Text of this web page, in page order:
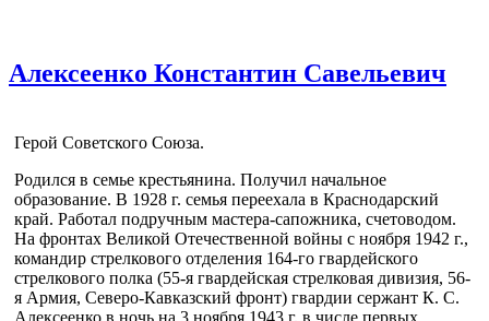
Алексеенко Константин Савельевич
Герой Советского Союза.
Родился в семье крестьянина. Получил начальное
образование. В 1928 г. семья переехала в Краснодарский
край. Работал подручным мастера-сапожника, счетоводом.
На фронтах Великой Отечественной войны с ноября 1942 г.,
командир стрелкового отделения 164-го гвардейского
стрелкового полка (55-я гвардейская стрелковая дивизия, 56-
я Армия, Северо-Кавказский фронт) гвардии сержант К. С.
Алексеенко в ночь на 3 ноября 1943 г. в числе первых